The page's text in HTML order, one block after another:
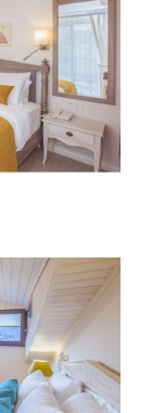
özel
banyo,..